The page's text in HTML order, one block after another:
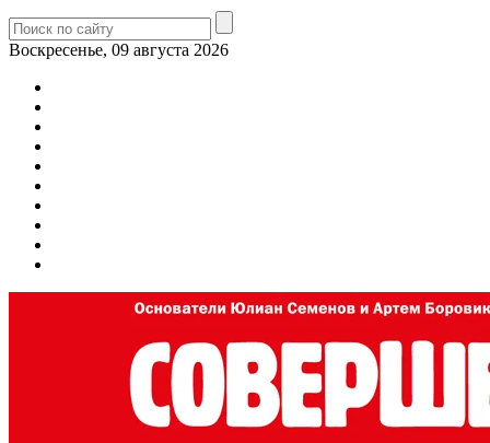
Воскресенье, 09 августа 2026